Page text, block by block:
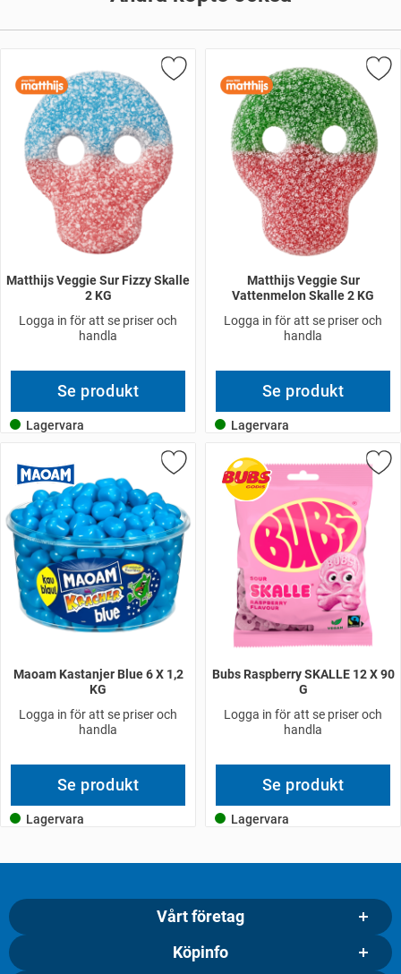
Matthijs Veggie Sur Fizzy Skalle
2 KG
Logga in för att se priser och
handla
Se produkt
Lagervara
Matthijs Veggie Sur
Vattenmelon Skalle 2 KG
Logga in för att se priser och
handla
Se produkt
Lagervara
Maoam Kastanjer Blue 6 X 1,2
KG
Logga in för att se priser och
handla
Se produkt
Lagervara
Bubs Raspberry SKALLE 12 X 90
G
Logga in för att se priser och
handla
Se produkt
Lagervara
Vårt företag
Köpinfo